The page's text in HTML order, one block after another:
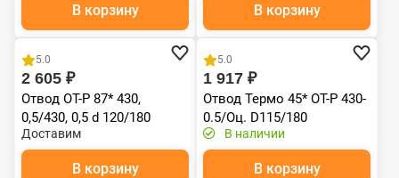
В корзину В корзину
5.0
2 605 ₽
Отвод ОТ-Р 87* 430,
0,5/430, 0,5 d 120/180
Доставим
В корзину
Хит продаж
5.0
1 917 ₽
Отвод Термо 45* ОТ-Р 430-
0.5/Оц. D115/180
В наличии
В корзину